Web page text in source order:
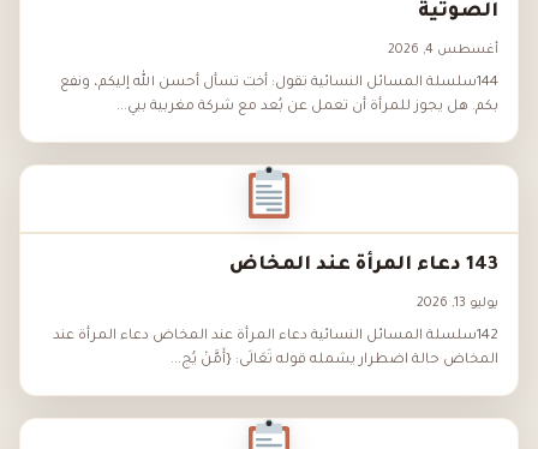
الصوتية
أغسطس 4, 2026
144سلسلة المسائل النسائية تقول: أخت تسأل أحسن الله إليكم، ونفع
بكم. هل يجوز للمرأة أن تعمل عن بُعد مع شركة مغربية ببي...
143 دعاء المرأة عند المخاض
يوليو 13, 2026
142سلسلة المسائل النسائية دعاء المرأة عند المخاض دعاء المرأة عند
المخاض حالة اضطرار يشمله قوله تَعَالَى: {أَمَّنْ يُج...